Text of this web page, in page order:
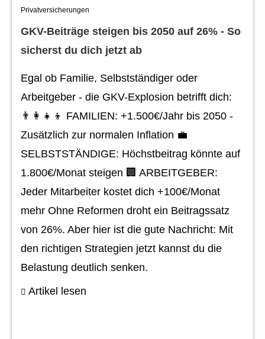
Privatversicherungen
GKV-Beiträge steigen bis 2050 auf 26% - So
sicherst du dich jetzt ab
Egal ob Familie, Selbstständiger oder
Arbeitgeber - die GKV-Explosion betrifft dich:
👨‍👩‍👧‍👦 FAMILIEN: +1.500€/Jahr bis 2050 -
Zusätzlich zur normalen Inflation 💼
SELBSTSTÄNDIGE: Höchstbeitrag könnte auf
1.800€/Monat steigen 🏢 ARBEITGEBER:
Jeder Mitarbeiter kostet dich +100€/Monat
mehr Ohne Reformen droht ein Beitragssatz
von 26%. Aber hier ist die gute Nachricht: Mit
den richtigen Strategien jetzt kannst du die
Belastung deutlich senken.
Artikel lesen